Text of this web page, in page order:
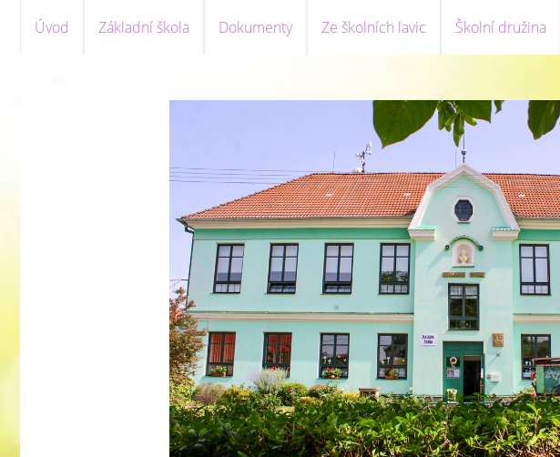
Úvod Základní škola Dokumenty Ze školních lavic Školní družina